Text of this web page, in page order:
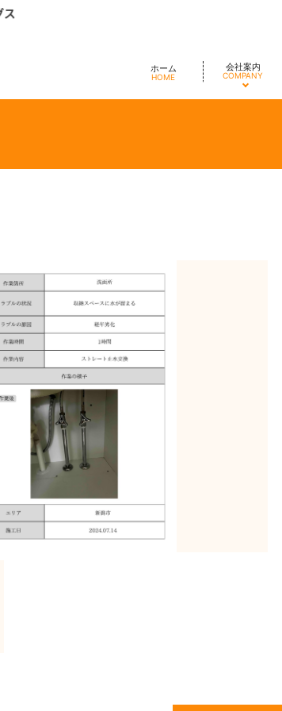
ホーム
HOME
会社案内
COMPANY